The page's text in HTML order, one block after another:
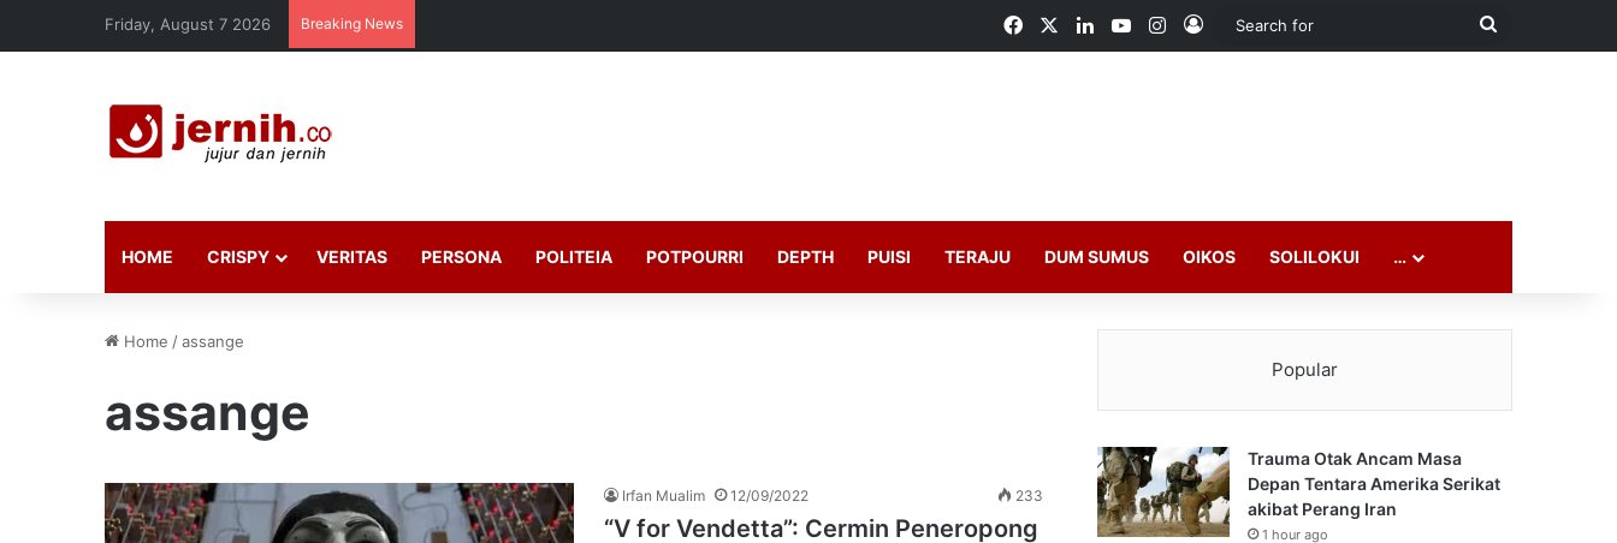
Friday, August 7 2026 Breaking News FacebookLinkedInYouTubeInstagram
Log In
Search
HOME CRISPY VERITAS PERSONA POLITEIA POTPOURRI DEPTH PUISI TERAJU DUM SUMUS OIKOS SOLILOKUI …
Home /assange
assange
Irfan Mualim 12/09/2022 233
“V for Vendetta”: Cermin Peneropong
Popular
Trauma Otak Ancam Masa
Depan Tentara Amerika Serikat
akibat Perang Iran
1 hour ago